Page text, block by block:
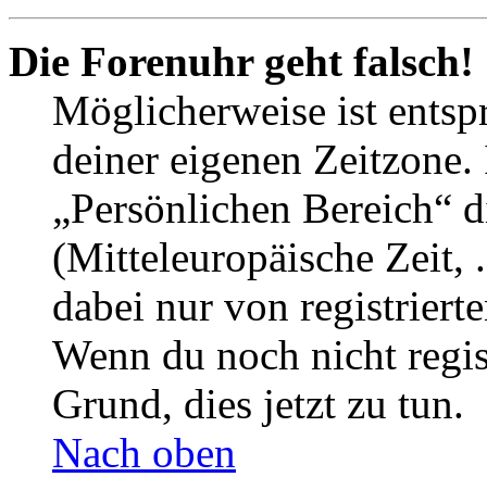
Die Forenuhr geht falsch!
Möglicherweise ist
deiner eigenen
„Persönlichen Bereich“
(Mitteleuropäische Zeit,
dabei nur von
Wenn du noch nicht
Grund, dies jetzt zu tun.
Nach oben